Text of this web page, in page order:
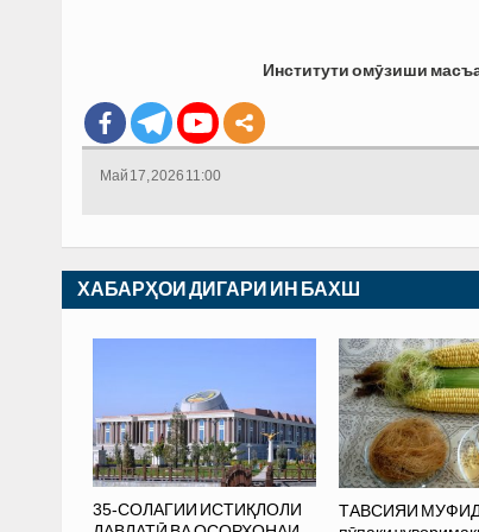
Институти омӯзиши
Май 17, 2026 11:00
ХАБАРҲОИ ДИГАРИ ИН БАХШ
35-СОЛАГИИ ИСТИҚЛОЛИ
ТАВСИЯИ